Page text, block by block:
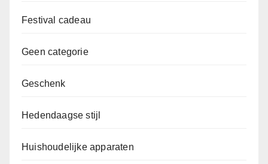
Festival cadeau
Geen categorie
Geschenk
Hedendaagse stijl
Huishoudelijke apparaten